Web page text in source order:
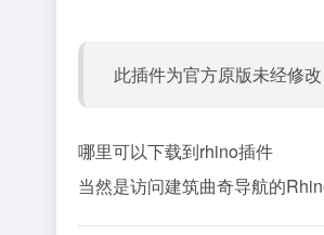
此插件为官方原版未经修
哪里可以下载到rhino插件
当然是访问建筑曲奇导航的